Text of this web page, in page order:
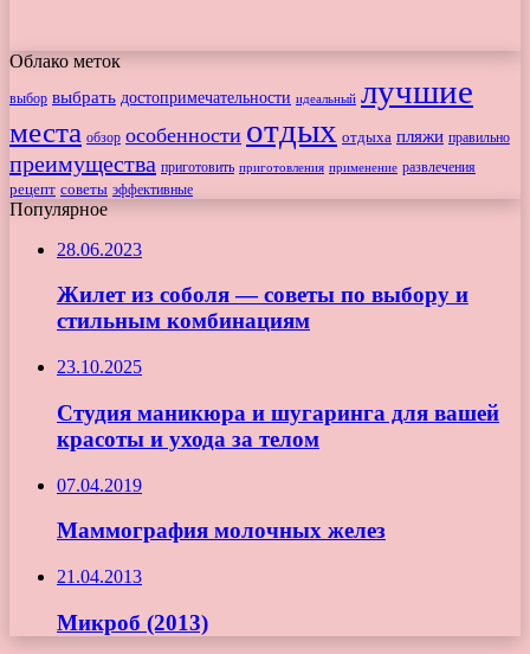
Облако меток
выбор выбрать достопримечательности идеальный лучшие
места обзор особенности отдых отдыха пляжи правильно
преимущества приготовить приготовления применение развлечения
рецепт советы эффективные
Популярное
28.06.2023
Жилет из соболя — советы по выбору и
стильным комбинациям
23.10.2025
Студия маникюра и шугаринга для вашей
красоты и ухода за телом
07.04.2019
Маммография молочных желез
21.04.2013
Микроб (2013)